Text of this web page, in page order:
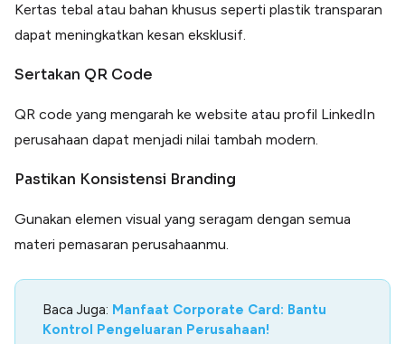
Kertas tebal atau bahan khusus seperti plastik transparan
dapat meningkatkan kesan eksklusif.
Sertakan QR Code
QR code yang mengarah ke website atau profil LinkedIn
perusahaan dapat menjadi nilai tambah modern.
Pastikan Konsistensi Branding
Gunakan elemen visual yang seragam dengan semua
materi pemasaran perusahaanmu.
Baca Juga: Manfaat Corporate Card: Bantu
Kontrol Pengeluaran Perusahaan!